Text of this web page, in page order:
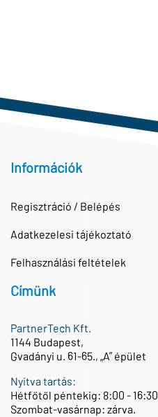
Információk
Regisztráció / Belépés
Adatkezelesi tájékoztató
Felhasználási feltételek
Címünk
PartnerTech Kft.
1144 Budapest,
Gvadányi u. 61-65., „A” épület
Nyitva tartás:
Hétfőtől péntekig: 8:00 - 16:30
Szombat-vasárnap: zárva.